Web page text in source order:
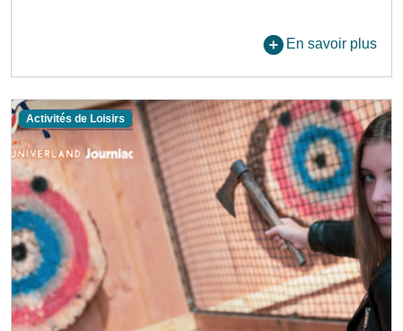
En savoir plus
Activités de Loisirs